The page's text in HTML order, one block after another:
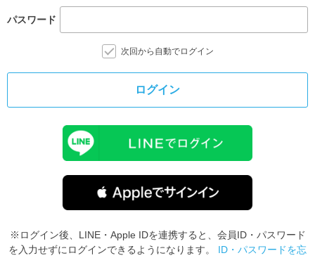
パスワード
次回から自動でログイン
ログイン
※ログイン後、LINE・Apple IDを連携すると、会員ID・パスワード
を入力せずにログインできるようになります。 ID・パスワードを忘